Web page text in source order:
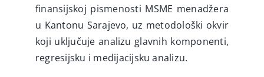
finansijskoj pismenosti MSME menadžera
u Kantonu Sarajevo, uz metodološki okvir
koji uključuje analizu glavnih komponenti,
regresijsku i medijacijsku analizu.